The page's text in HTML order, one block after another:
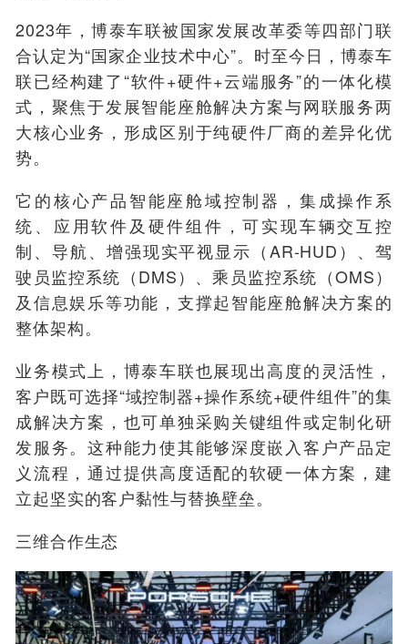
2023年，博泰车联被国家发展改革委等四部门联
合认定为“国家企业技术中心”。时至今日，博泰车
联已经构建了“软件+硬件+云端服务”的一体化模
式，聚焦于发展智能座舱解决方案与网联服务两
大核心业务，形成区别于纯硬件厂商的差异化优
势。
它的核心产品智能座舱域控制器，集成操作系
统、应用软件及硬件组件，可实现车辆交互控
制、导航、增强现实平视显示（AR-HUD）、驾
驶员监控系统（DMS）、乘员监控系统（OMS）
及信息娱乐等功能，支撑起智能座舱解决方案的
整体架构。
业务模式上，博泰车联也展现出高度的灵活性，
客户既可选择“域控制器+操作系统+硬件组件”的集
成解决方案，也可单独采购关键组件或定制化研
发服务。这种能力使其能够深度嵌入客户产品定
义流程，通过提供高度适配的软硬一体方案，建
立起坚实的客户黏性与替换壁垒。
三维合作生态